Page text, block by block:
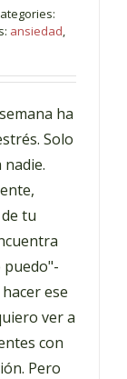
ansiedad
ha
Solo
tu
puedo"-
ese
ver a
con
Pero